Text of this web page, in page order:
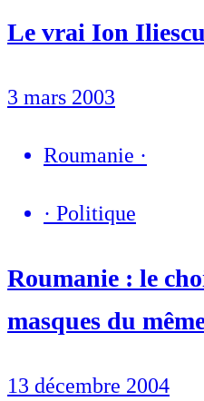
Le vrai Ion Iliescu
3 mars 2003
Roumanie ·
· Politique
Roumanie : le
masques du
13 décembre 2004